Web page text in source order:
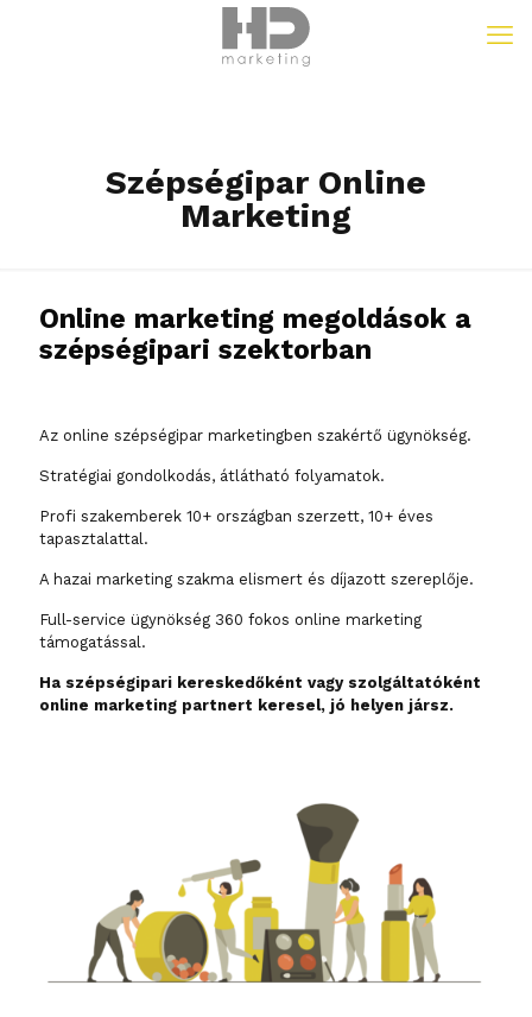
Szépségipar Online
Marketing
Online marketing megoldások a
szépségipari szektorban
Az online szépségipar marketingben szakértő ügynökség.
Stratégiai gondolkodás, átlátható folyamatok.
Profi szakemberek 10+ országban szerzett, 10+ éves
tapasztalattal.
A hazai marketing szakma elismert és díjazott szereplője.
Full-service ügynökség 360 fokos online marketing
támogatással.
Ha szépségipari kereskedőként vagy szolgáltatóként
online marketing partnert keresel, jó helyen jársz.